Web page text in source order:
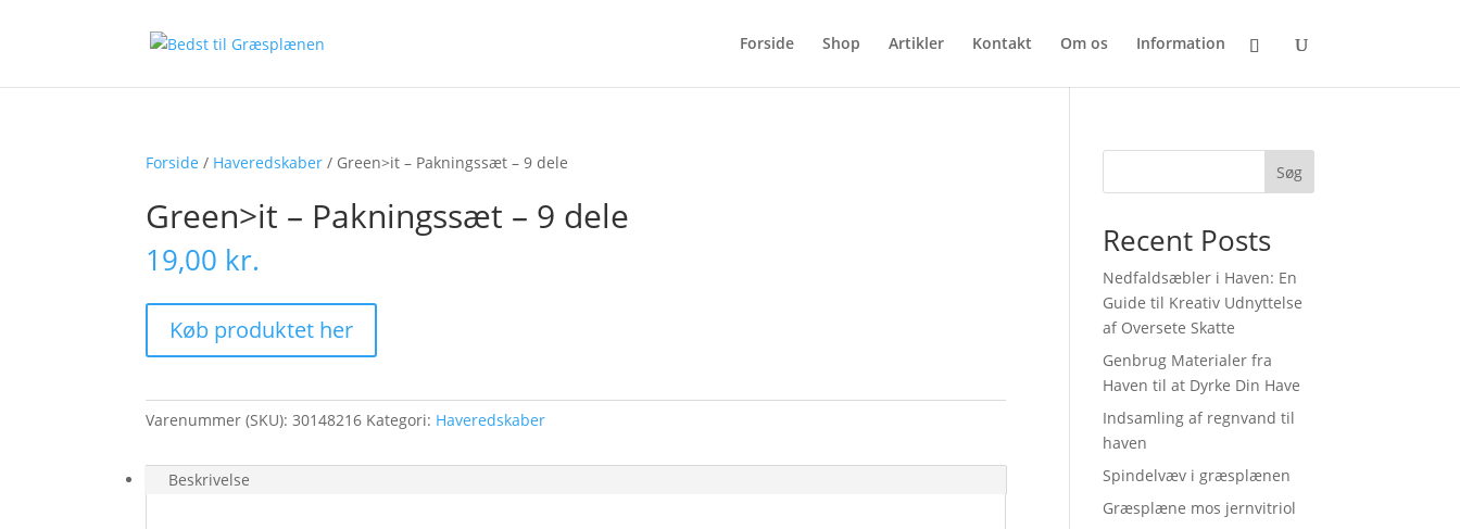
Forside Shop Artikler Kontakt Om os Information
Forside / Haveredskaber / Green>it – Pakningssæt – 9 dele
Green>it – Pakningssæt – 9 dele
19,00 kr.
Køb produktet her
Varenummer (SKU):30148216 Kategori: Haveredskaber
Beskrivelse
Søg
Recent Posts
Nedfaldsæbler i Haven: En
Guide til Kreativ Udnyttelse
af Oversete Skatte
Genbrug Materialer fra
Haven til at Dyrke Din Have
Indsamling af regnvand til
haven
Spindelvæv i græsplænen
Græsplæne mos jernvitriol